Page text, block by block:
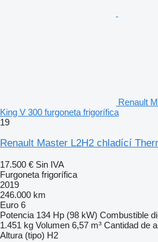
Renault
King V 300 furgoneta frigorífica
19
Renault Master L2H2 chladící
17.500 € Sin IVA
Furgoneta frigorífica
2019
246.000 km
Euro 6
Potencia 134 Hp (98 kW) Combustible
1.451 kg Volumen 6,57 m³ Cantidad de
Altura (tipo) H2